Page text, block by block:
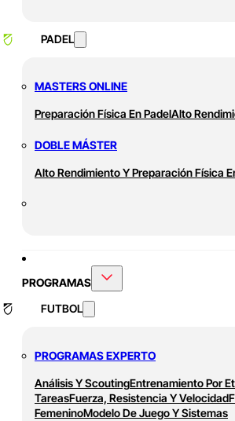
PADEL
MASTERS ONLINE
Preparación Física En PadelAlto
DOBLE MÁSTER
Alto Rendimiento Y Preparación Física
PROGRAMAS
FUTBOL
PROGRAMAS EXPERTO
Análisis Y ScoutingEntrenamiento Por
TareasFuerza, Resistencia Y Velocidad
FemeninoModelo De Juego Y Sistemas